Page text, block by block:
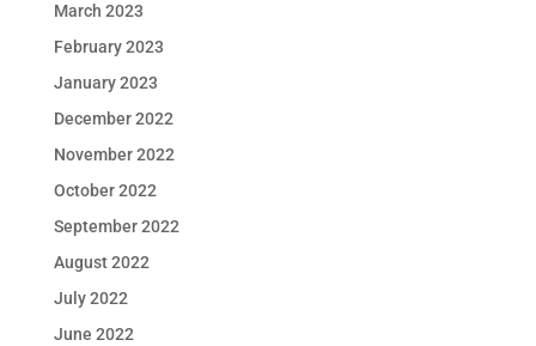
March 2023
February 2023
January 2023
December 2022
November 2022
October 2022
September 2022
August 2022
July 2022
June 2022